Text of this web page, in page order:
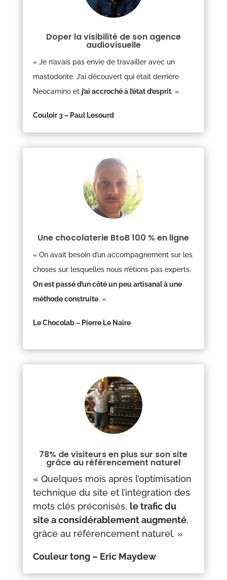
Doper la visibilité de son agence
audiovisuelle
« Je n’avais pas envie de travailler avec un
mastodonte. J’ai découvert qui était derrière
Neocamino et j’ai accroché à l’état d’esprit. »
Couloir 3 – Paul Lesourd
Une chocolaterie BtoB 100 % en ligne
« On avait besoin d’un accompagnement sur les
choses sur lesquelles nous n’étions pas experts.
On est passé d’un côté un peu artisanal à une
méthode construite. »
Le Chocolab – Pierre Le Naire
78% de visiteurs en plus sur son site
grâce au référencement naturel
« Quelques mois après l’optimisation
technique du site et l’intégration des
mots clés préconisés, le trafic du
site a considérablement augmenté,
grâce au référencement naturel. »
Couleur tong – Eric Maydew